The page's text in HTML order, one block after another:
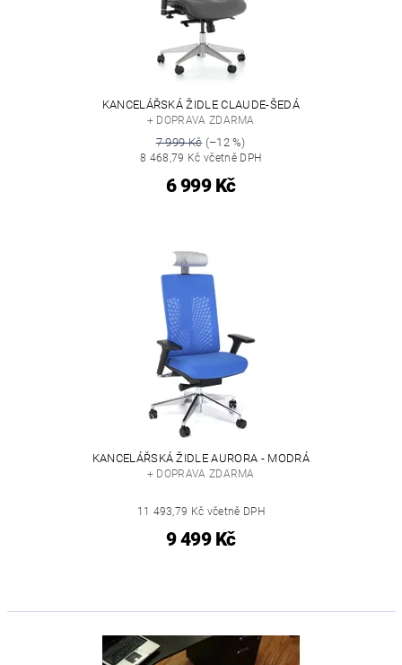
KANCELÁŘSKÁ ŽIDLE CLAUDE-ŠEDÁ
+ DOPRAVA ZDARMA
7 999 Kč(–12 %)
8 468,79 Kč včetně DPH
6 999 Kč
KANCELÁŘSKÁ ŽIDLE AURORA - MODRÁ
+ DOPRAVA ZDARMA
11 493,79 Kč včetně DPH
9 499 Kč